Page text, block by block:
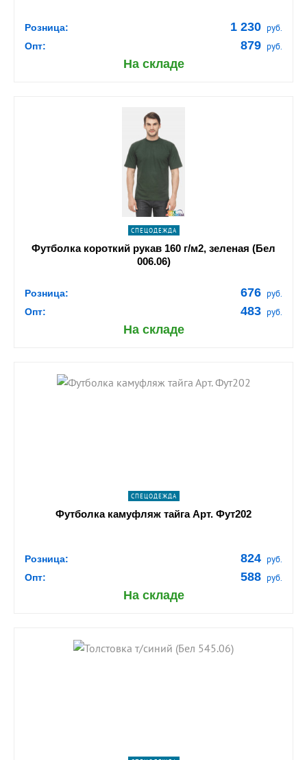
Розница: 1 230 руб.
Опт: 879 руб.
На складе
shopping_cart В КОРЗИНУ
navigate_next
ПОДРОБНЕЕ
СПЕЦОДЕЖДА
Футболка короткий рукав 160 г/м2, зеленая (Бел
006.06)
Розница: 676 руб.
Опт: 483 руб.
На складе
shopping_cart В КОРЗИНУ
СПЕЦОДЕЖДА
Футболка камуфляж тайга Арт. Фут202
Розница: 824 руб.
Опт: 588 руб.
На складе
shopping_cart В КОРЗИНУ